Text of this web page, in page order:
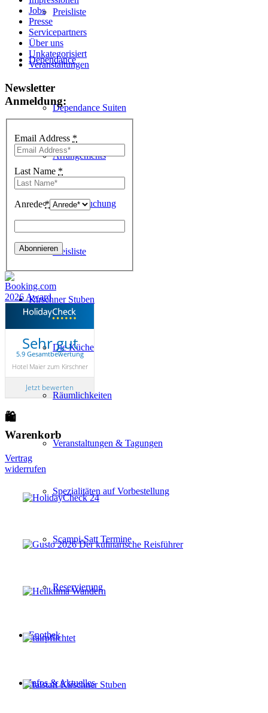
Preisliste
Dependance
Dependance Suiten
Arrangements
Online-Buchung
Preisliste
Kirschner Stuben
Die Küche
Räumlichkeiten
Veranstaltungen & Tagungen
Spezialitäten auf Vorbestellung
Scampi-Satt Termine
Reservierung
Enothek
Infos & Aktuelles
Jobs
Presse
Servicepartners
Über uns
Unkategorisiert
Veranstaltungen
Newsletter
Anmeldung:
Email Address *
Last Name *
Anrede*
Sehr gut
5.9 Gesamtbewertung
Hotel Maier zum Kirschner
Jetzt bewerten
🛍
Warenkorb
Vertrag
widerrufen